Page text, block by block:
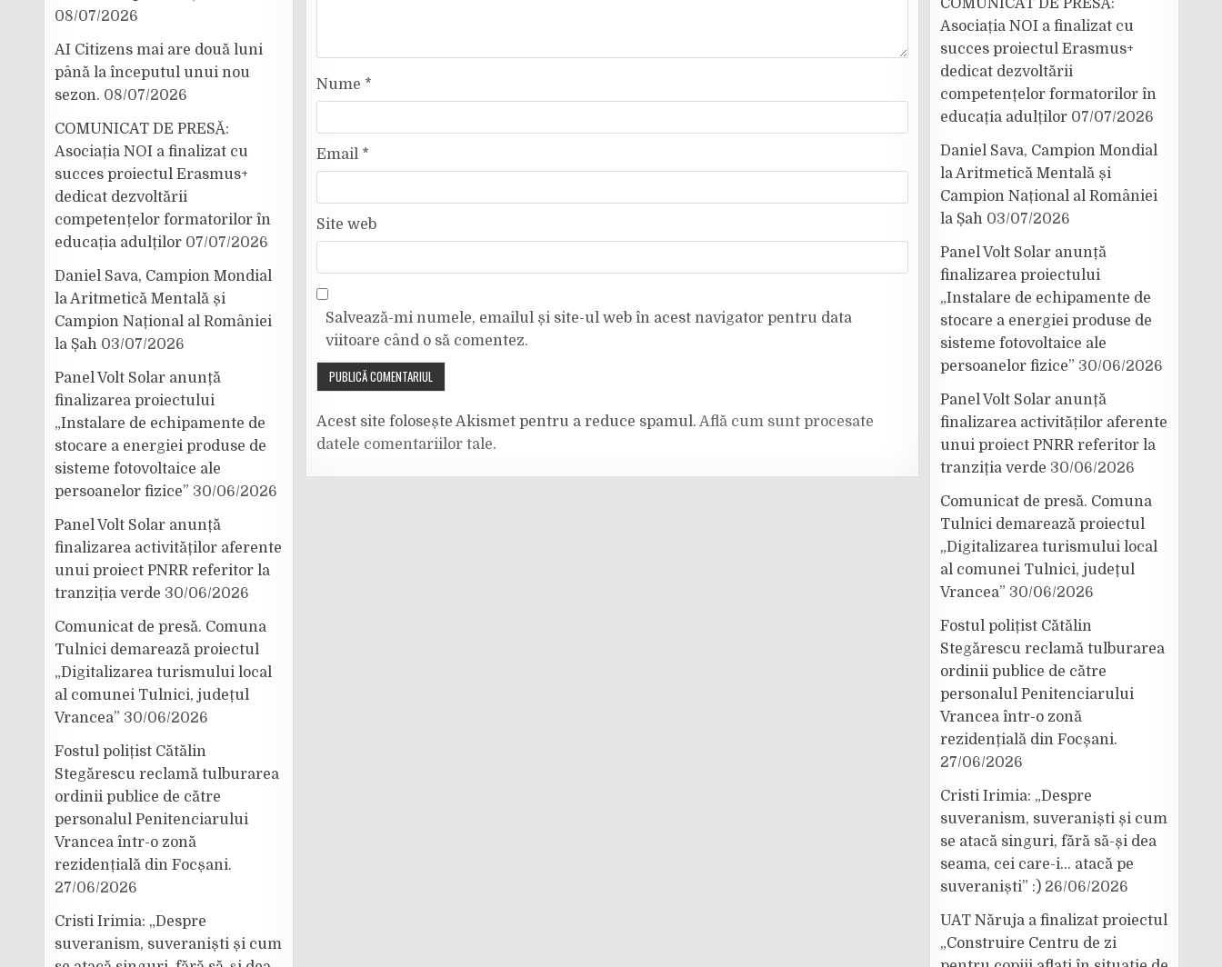
Nume *
Email *
Site web
Salvează-mi numele, emailul și site-ul web în acest navigator pentru data
viitoare când o să comentez.
Acest site folosește Akismet pentru a reduce spamul. Află cum sunt procesate
datele comentariilor tale.
08/07/2026
AI Citizens mai are două luni
până la începutul unui nou
sezon. 08/07/2026
COMUNICAT DE PRESĂ:
Asociația NOI a finalizat cu
succes proiectul Erasmus+
dedicat dezvoltării
competențelor formatorilor în
educația adulților 07/07/2026
Daniel Sava, Campion Mondial
la Aritmetică Mentală și
Campion Național al României
la Șah 03/07/2026
Panel Volt Solar anunță
finalizarea proiectului
„Instalare de echipamente de
stocare a energiei produse de
sisteme fotovoltaice ale
persoanelor fizice” 30/06/2026
Panel Volt Solar anunță
finalizarea activităților aferente
unui proiect PNRR referitor la
tranziția verde 30/06/2026
Comunicat de presă. Comuna
Tulnici demarează proiectul
„Digitalizarea turismului local
al comunei Tulnici, județul
Vrancea” 30/06/2026
Fostul polițist Cătălin
Stegărescu reclamă tulburarea
ordinii publice de către
personalul Penitenciarului
Vrancea într-o zonă
rezidențială din Focșani.
27/06/2026
Cristi Irimia: „Despre
suveranism, suveraniști și cum
COMUNICAT DE PRESĂ:
Asociația NOI a finalizat cu
succes proiectul Erasmus+
dedicat dezvoltării
competențelor formatorilor în
educația adulților 07/07/2026
Daniel Sava, Campion Mondial
la Aritmetică Mentală și
Campion Național al României
la Șah 03/07/2026
Panel Volt Solar anunță
finalizarea proiectului
„Instalare de echipamente de
stocare a energiei produse de
sisteme fotovoltaice ale
persoanelor fizice” 30/06/2026
Panel Volt Solar anunță
finalizarea activităților aferente
unui proiect PNRR referitor la
tranziția verde 30/06/2026
Comunicat de presă. Comuna
Tulnici demarează proiectul
„Digitalizarea turismului local
al comunei Tulnici, județul
Vrancea” 30/06/2026
Fostul polițist Cătălin
Stegărescu reclamă tulburarea
ordinii publice de către
personalul Penitenciarului
Vrancea într-o zonă
rezidențială din Focșani.
27/06/2026
Cristi Irimia: „Despre
suveranism, suveraniști și cum
se atacă singuri, fără să-și dea
seama, cei care-i… atacă pe
suveraniști” :) 26/06/2026
UAT Năruja a finalizat proiectul
„Construire Centru de zi